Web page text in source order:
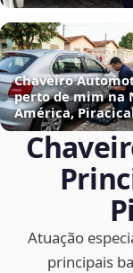
Chaveiro
perto de mim na
América,
Atuação
principais